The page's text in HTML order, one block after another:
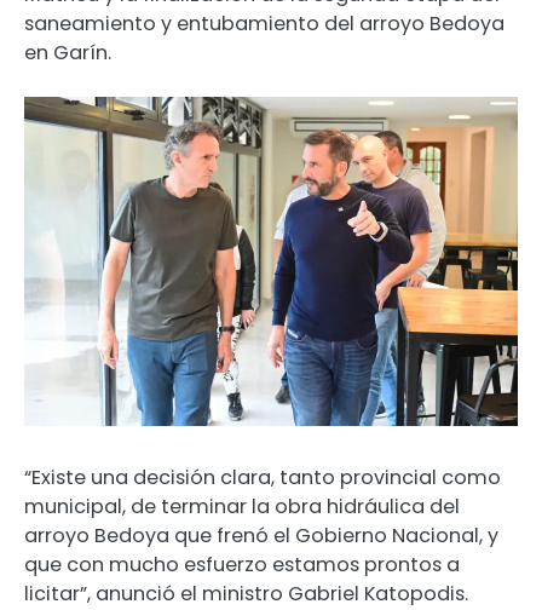
saneamiento y entubamiento del arroyo Bedoya
en Garín.
“Existe una decisión clara, tanto provincial como
municipal, de terminar la obra hidráulica del
arroyo Bedoya que frenó el Gobierno Nacional, y
que con mucho esfuerzo estamos prontos a
licitar”, anunció el ministro Gabriel Katopodis.